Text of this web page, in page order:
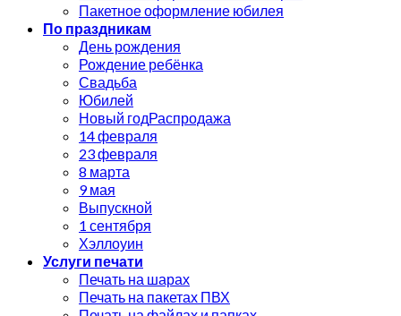
Пакетное оформление юбилея
По праздникам
День рождения
Рождение ребёнка
Свадьба
Юбилей
Новый год
14 февраля
23 февраля
8 марта
9 мая
Выпускной
1 сентября
Хэллоуин
Услуги печати
Печать на шарах
Печать на пакетах ПВХ